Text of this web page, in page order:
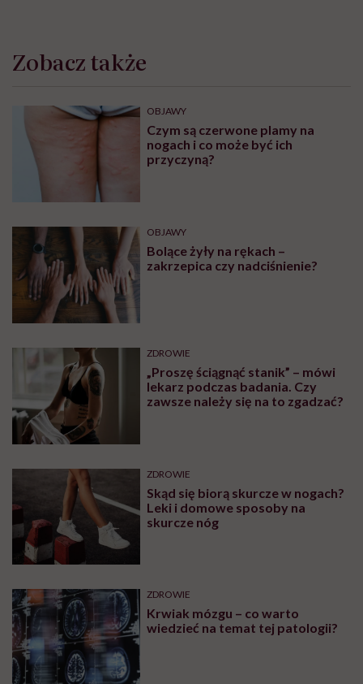
Zobacz także
OBJAWY
Czym są czerwone plamy na
nogach i co może być ich
przyczyną?
OBJAWY
Bolące żyły na rękach –
zakrzepica czy nadciśnienie?
ZDROWIE
„Proszę ściągnąć stanik” – mówi
lekarz podczas badania. Czy
zawsze należy się na to zgadzać?
ZDROWIE
Skąd się biorą skurcze w nogach?
Leki i domowe sposoby na
skurcze nóg
ZDROWIE
Krwiak mózgu – co warto
wiedzieć na temat tej patologii?